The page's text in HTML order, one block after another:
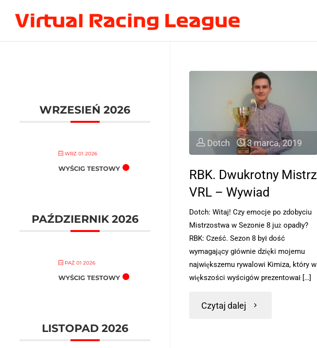
Dotch 3 marca, 2019
RBK. Dwukrotny Mistrz
VRL – Wywiad
Dotch: Witaj! Czy emocje po zdobyciu
Mistrzostwa w Sezonie 8 już opadły?
RBK: Cześć. Sezon 8 był dość
wymagający głównie dzięki mojemu
największemu rywalowi Kimiza, który w
większości wyścigów prezentował […]
Czytaj dalej
WRZESIEŃ 2026
WRZ 01 2026
WYŚCIG TESTOWY
PAŹDZIERNIK 2026
PAŹ 01 2026
WYŚCIG TESTOWY
LISTOPAD 2026